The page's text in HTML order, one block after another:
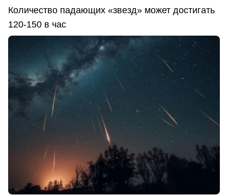
Количество падающих «звезд» может достигать
120-150 в час